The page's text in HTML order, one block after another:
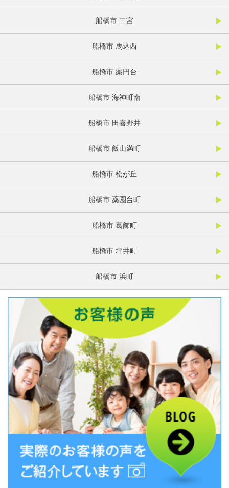
船橋市 二宮
船橋市 馬込西
船橋市 薬円台
船橋市 海神町南
船橋市 田喜野井
船橋市 飯山満町
船橋市 松が丘
船橋市 薬園台町
船橋市 葛飾町
船橋市 坪井町
船橋市 浜町